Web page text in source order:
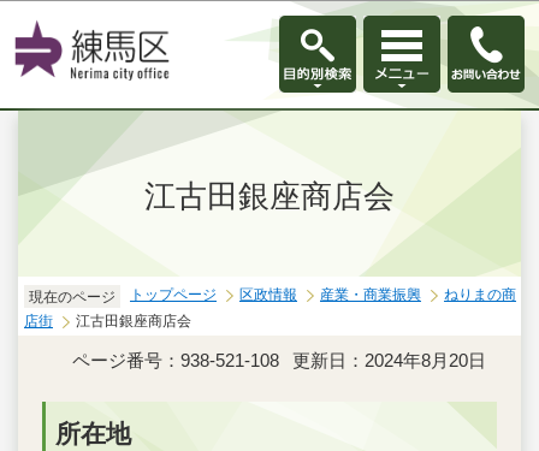
このページの本文へ移動
江古田銀座商店会
現在のページ トップページ 区政情報 産業・商業振興
ねりまの商
店街
江古田銀座商店会
ページ番号：938-521-108 更新日：2024年8月20日
所在地